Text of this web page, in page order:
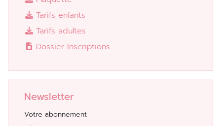
Tarifs enfants
Tarifs adultes
Dossier Inscriptions
Newsletter
Votre abonnement